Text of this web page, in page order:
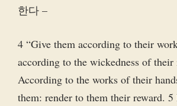
한다 –
4 “Give them according to their
according to the wickedness of their
According to the works of their
them: render to them their reward. 5